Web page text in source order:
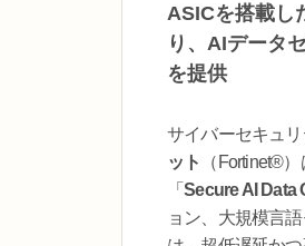
ASICを搭載し
り、AIデータ
を提供
サイバーセキュ
ット
（Fortinet®
「Secure AI Data
ョン、大規模言